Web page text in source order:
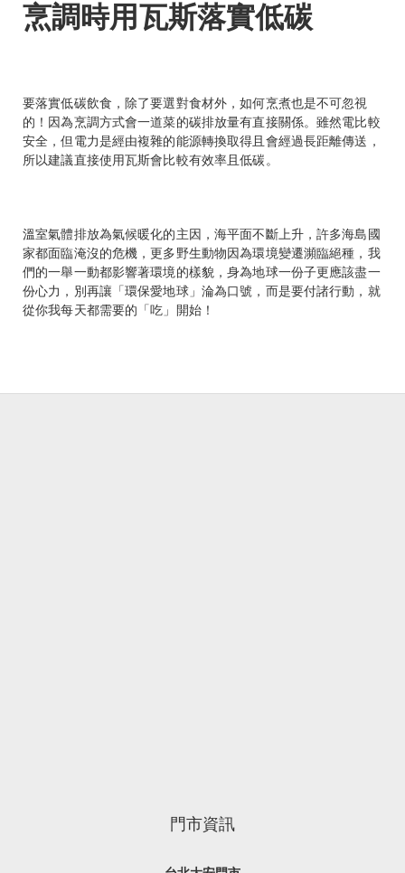
烹調時用瓦斯落實低碳
要落實低碳飲食，除了要選對食材外，如何烹煮也是不可忽視
的！因為烹調方式會一道菜的碳排放量有直接關係。雖然電比較
安全，但電力是經由複雜的能源轉換取得且會經過長距離傳送，
所以建議直接使用瓦斯會比較有效率且低碳。
溫室氣體排放為氣候暖化的主因，海平面不斷上升，許多海島國
家都面臨淹沒的危機，更多野生動物因為環境變遷瀕臨絕種，我
們的一舉一動都影響著環境的樣貌，身為地球一份子更應該盡一
份心力，別再讓「環保愛地球」淪為口號，而是要付諸行動，就
從你我每天都需要的「吃」開始！
門市資訊